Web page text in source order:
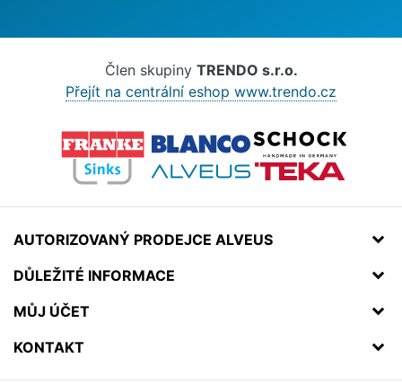
Člen skupiny TRENDO s.r.o.
Přejít na centrální eshop www.trendo.cz
AUTORIZOVANÝ PRODEJCE ALVEUS
DŮLEŽITÉ INFORMACE
MŮJ ÚČET
KONTAKT